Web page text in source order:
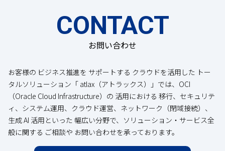
CONTACT
お問い合わせ
お客様の ビジネス推進を サポートする クラウドを活用した トー
タルソリューション「 atlax（アトラックス）」では、OCI
（Oracle Cloud Infrastructure）の 活用における 移行、セキュリテ
ィ、システム運用、クラウド運営、ネットワーク（閉域接続）、
生成 AI 活用といった 幅広い分野で、ソリューション・サービス全
般に関する ご相談や お問い合わせを承っております。